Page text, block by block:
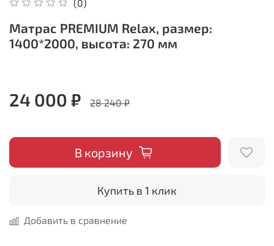
(0)
Матрас PREMIUM Relax, размер:
1400*2000, высота: 270 мм
24 000 ₽ 28 240 ₽
В корзину
Купить в 1 клик
Добавить в сравнение